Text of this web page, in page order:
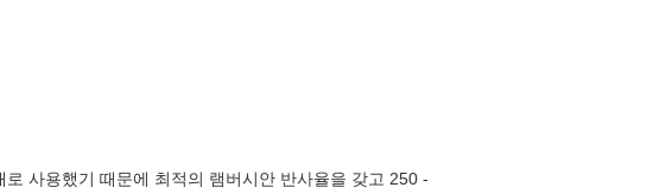
사용했기 때문에 최적의 램버시안 반사율을 갖고 250 -